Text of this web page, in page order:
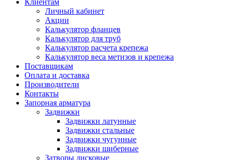
Клиентам
Личный кабинет
Акции
Калькулятор фланцев
Калькулятор для труб
Калькулятор расчета крепежа
Калькулятор веса метизов и крепежа
Поставщикам
Оплата и доставка
Производители
Контакты
Запорная арматура
Задвижки
Задвижки латунные
Задвижки стальные
Задвижки чугунные
Задвижки шиберные
Затворы дисковые